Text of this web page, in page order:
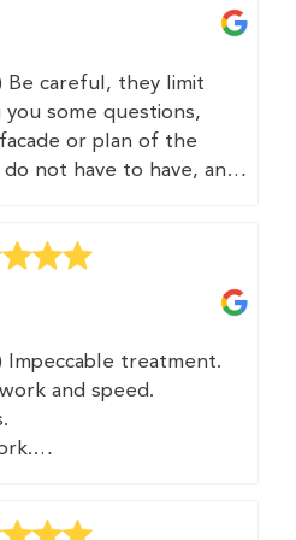
the certificate in a
received the
the energy
administration.
work was quick and at
their services again.
tomar medidas fue
plano de la
que esto le facilitaba
en un par de días
Be careful, they limit
some questions,
or plan of the
not have to have, and
this as "speed", but if
in advance. I hope that
for not meeting what
fast.
there is a possibility that
is completely
Impeccable treatment.
and speed.